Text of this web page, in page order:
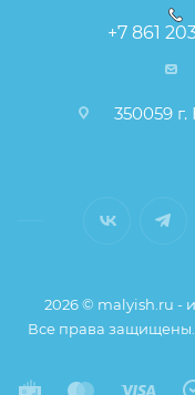
+7 861
350059
2026 © malyish.ru -
Все права